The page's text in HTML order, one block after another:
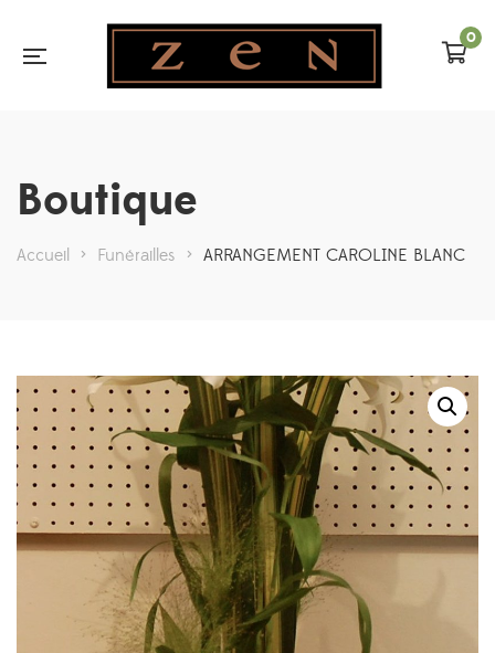
0
Boutique
Accueil > Funérailles > ARRANGEMENT CAROLINE BLANC